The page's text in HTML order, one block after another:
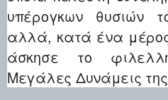
υπέρογκων θυσιών
αλλά, κατά ένα
άσκησε το
Μεγάλες Δυνάμεις